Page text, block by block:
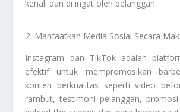
kenali dan di ingat oleh pelanggan.
Manfaatkan Media Sosial Secara
Instagram dan TikTok adalah
efektif untuk mempromosikan
konten berkualitas seperti video
rambut, testimoni pelanggan,